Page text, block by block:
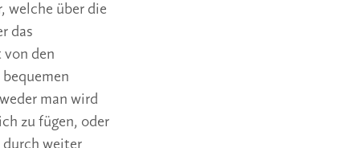
welche über die
das
von den
man wird
zu fügen, oder
durch weiter